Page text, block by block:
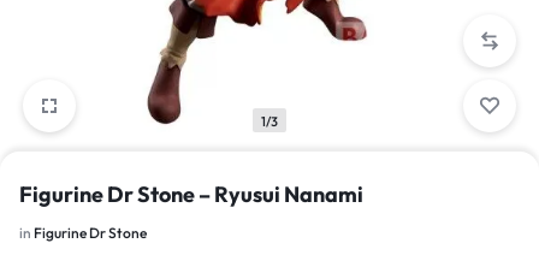
1/3
Figurine Dr Stone – Ryusui Nanami
in Figurine Dr Stone